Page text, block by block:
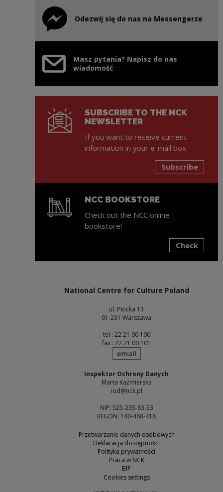
Odezwij się do nas na Messengerze
Note, the link will open in a new window
Masz pytania? Napisz do nas
wiadomość
SUBSCRIBE TO THE NCK
NEWSLETTER
If you want to receive current
information in your e-mail box.
Subscribe
NCC BOOKSTORE
Check out the NCC online
bookstore!
Check
National Centre for Culture Poland
ul. Płocka 13
01-231 Warszawa
tel : 22 21 00 100
fax : 22 21 00 101
send
email
Inspektor Ochrony Danych
Marta Kaźmierska
iod@nck.pl
NIP: 525-235-83-53
REGON: 140-468-418
Przetwarzanie danych osobowych
Deklaracja dostępności
Polityka prywatności
Praca w NCK
BIP
Cookies settings